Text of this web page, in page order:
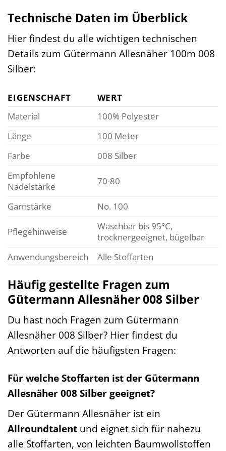
Technische Daten im Überblick
Hier findest du alle wichtigen technischen
Details zum Gütermann Allesnäher 100m 008
Silber:
EIGENSCHAFT
WERT
Material
100% Polyester
Länge
100 Meter
Farbe
008 Silber
Empfohlene
Nadelstärke
70-80
Garnstärke No. 100
Pflegehinweise
Waschbar bis 95°C,
trocknergeeignet, bügelbar
Anwendungsbereich
Alle Stoffarten
Häufig gestellte Fragen zum
Gütermann Allesnäher 008 Silber
Du hast noch Fragen zum Gütermann
Allesnäher 008 Silber? Hier findest du
Antworten auf die häufigsten Fragen:
Für welche Stoffarten ist der Gütermann
Allesnäher 008 Silber geeignet?
Der Gütermann Allesnäher ist ein
Allroundtalent und eignet sich für nahezu
alle Stoffarten, von leichten Baumwollstoffen